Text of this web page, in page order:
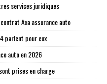
services juridiques
Axa assurance auto
parlent pour eux
auto en 2026
prises en charge